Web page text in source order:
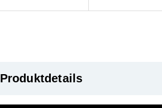
Produktdetails